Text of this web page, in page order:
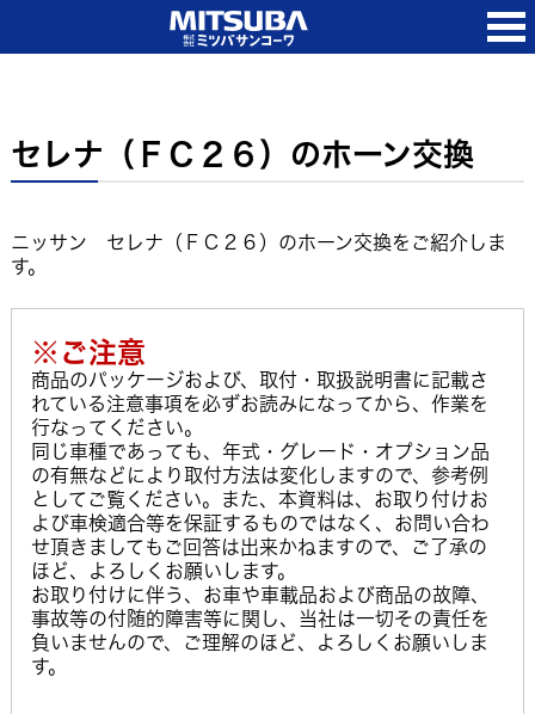
セレナ（ＦＣ２６）のホーン交換
ニッサン セレナ（ＦＣ２６）のホーン交換をご紹介しま
す。
※ご注意
商品のパッケージおよび、取付・取扱説明書に記載さ
れている注意事項を必ずお読みになってから、作業を
行なってください。
同じ車種であっても、年式・グレード・オプション品
の有無などにより取付方法は変化しますので、参考例
としてご覧ください。また、本資料は、お取り付けお
よび車検適合等を保証するものではなく、お問い合わ
せ頂きましてもご回答は出来かねますので、ご了承の
ほど、よろしくお願いします。
お取り付けに伴う、お車や車載品および商品の故障、
事故等の付随的障害等に関し、当社は一切その責任を
負いませんので、ご理解のほど、よろしくお願いしま
す。